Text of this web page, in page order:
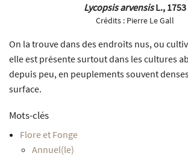
Lycopsis arvensisL., 1753
Crédits : Pierre Le Gall
On la trouve dans des endroits nus, ou
elle est présente surtout dans les cultures
depuis peu, en peuplements souvent
surface.
Mots-clés
Flore et Fonge
Annuel(le)